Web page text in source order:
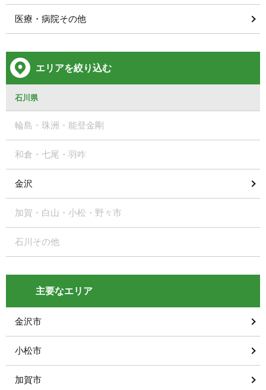
医療・病院その他
エリアを絞り込む
石川県
輪島・珠洲・能登金剛
和倉・七尾・羽咋
金沢
加賀・白山・小松・野々市
石川その他
主要なエリア
金沢市
小松市
加賀市